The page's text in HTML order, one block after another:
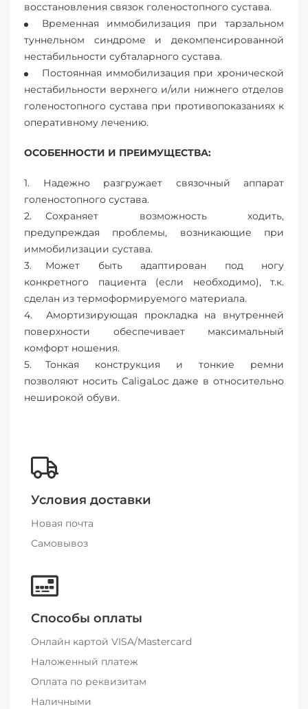
восстановления связок голеностопного сустава.
Временная иммобилизация при тарзальном
туннельном синдроме и декомпенсированной
нестабильности субталарного сустава.
Постоянная иммобилизация при хронической
нестабильности верхнего и/или нижнего отделов
голеностопного сустава при противопоказаниях к
оперативному лечению.
ОСОБЕННОСТИ И ПРЕИМУЩЕСТВА:
Надежно разгружает связочный аппарат
голеностопного сустава.
Сохраняет возможность ходить,
предупреждая проблемы, возникающие при
иммобилизации сустава.
Может быть адаптирован под ногу
конкретного пациента (если необходимо), т.к.
сделан из термоформируемого материала.
Амортизирующая прокладка на внутренней
поверхности обеспечивает максимальный
комфорт ношения.
Тонкая конструкция и тонкие ремни
позволяют носить CaligaLoc даже в относительно
неширокой обуви.
Условия доставки
Новая почта
Самовывоз
Способы оплаты
Онлайн картой VISA/Mastercard
Наложенный платеж
Оплата по реквизитам
Наличными